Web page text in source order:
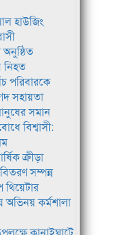
হাউজিং
নিহত
পরিবারকে
সহায়তা
সমান
বিশ্বাসী:
ক্রীড়া
সম্পন্ন
থিয়েটার
অভিনয় কর্মশালা